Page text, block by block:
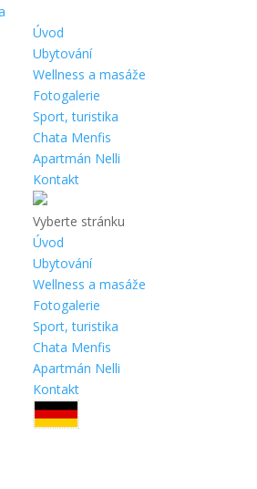
Úvod
Ubytování
Wellness a masáže
Fotogalerie
Sport, turistika
Chata Menfis
Apartmán Nelli
Kontakt
Vyberte stránku
Úvod
Ubytování
Wellness a masáže
Fotogalerie
Sport, turistika
Chata Menfis
Apartmán Nelli
Kontakt